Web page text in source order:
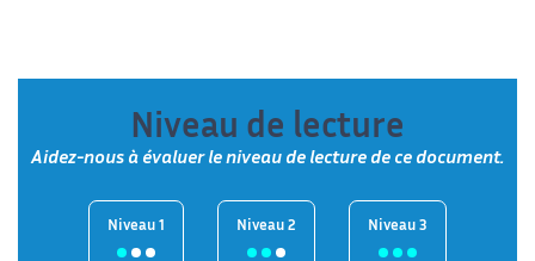
Niveau de lecture
Aidez-nous à évaluer le niveau de lecture de ce document.
Niveau 1 Niveau 2 Niveau 3